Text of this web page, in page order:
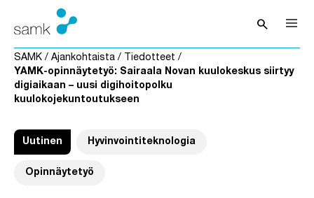
Siirry sisältöön
searchAvaa haku
SAMK / Ajankohtaista / Tiedotteet /
YAMK-opinnäytetyö: Sairaala Novan kuulokeskus siirtyy
digiaikaan – uusi digihoitopolku
kuulokojekuntoutukseen
Uutinen Hyvinvointiteknologia
Opinnäytetyö